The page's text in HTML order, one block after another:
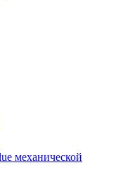
механической